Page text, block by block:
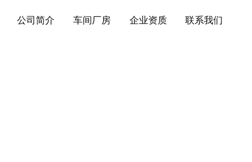
公司简介 车间厂房 企业资质 联系我们